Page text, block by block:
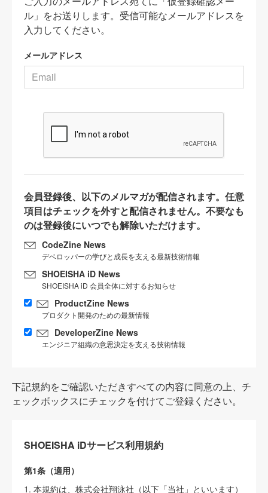
ル」をお送りします。受信可能なメールアドレスを
入力してください。
メールアドレス
会員登録後、以下のメルマガが配信されます。任意
項目はチェックを外すと配信されません。不要なも
のは登録後にいつでも解除いただけます。
CodeZine News
デベロッパーの学びと成長を支える最新技術情報
SHOEISHA iD News
SHOEISHA iD 会員全体に対するお知らせ
ProductZine News
プロダクト開発のための最新情報
DeveloperZine News
エンジニア組織の意思決定を支える技術情報
下記規約をご確認いただきすべての内容に同意の上、チ
ェックボックスにチェックを付けてご登録ください。
SHOEISHA iDサービス利用規約
第1条（適用）
1. 本規約は、株式会社翔泳社（以下「当社」といいます）